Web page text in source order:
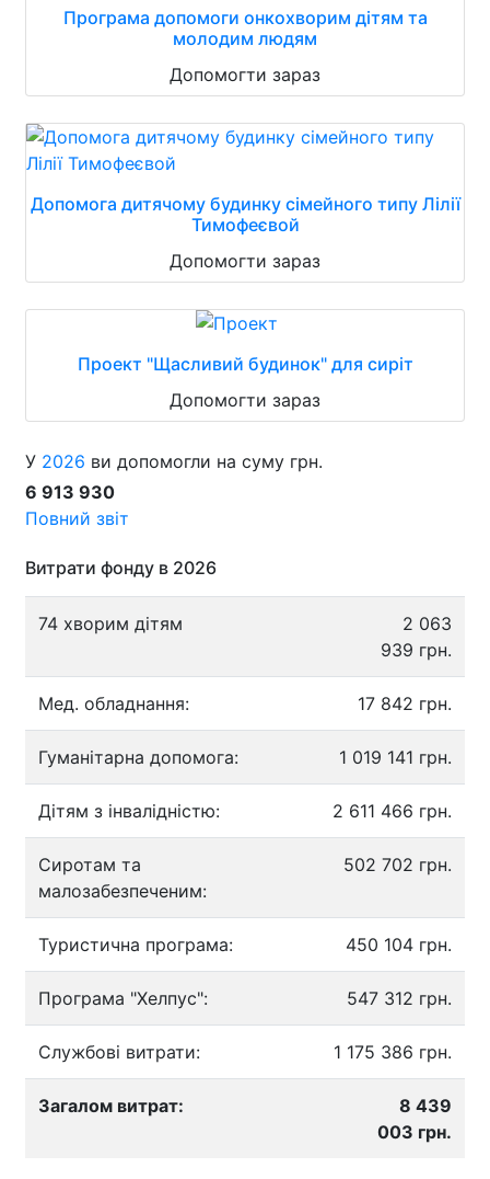
Програма допомоги онкохворим дітям та
молодим людям
Допомогти зараз
Допомога дитячому будинку сімейного типу Лілії
Тимофеєвой
Допомогти зараз
Проект "Щасливий будинок" для сиріт
Допомогти зараз
У 2026 ви допомогли на суму грн.
6 913 930
Повний звіт
Витрати фонду в 2026
74 хворим дітям
2 063
939 грн.
Мед. обладнання: 17 842 грн.
Гуманітарна допомога: 1 019 141 грн.
Дітям з інвалідністю: 2 611 466 грн.
Сиротам та
малозабезпеченим:
502 702 грн.
Туристична програма: 450 104 грн.
Програма "Хелпус": 547 312 грн.
Службові витрати: 1 175 386 грн.
Загалом витрат:
8 439
003 грн.